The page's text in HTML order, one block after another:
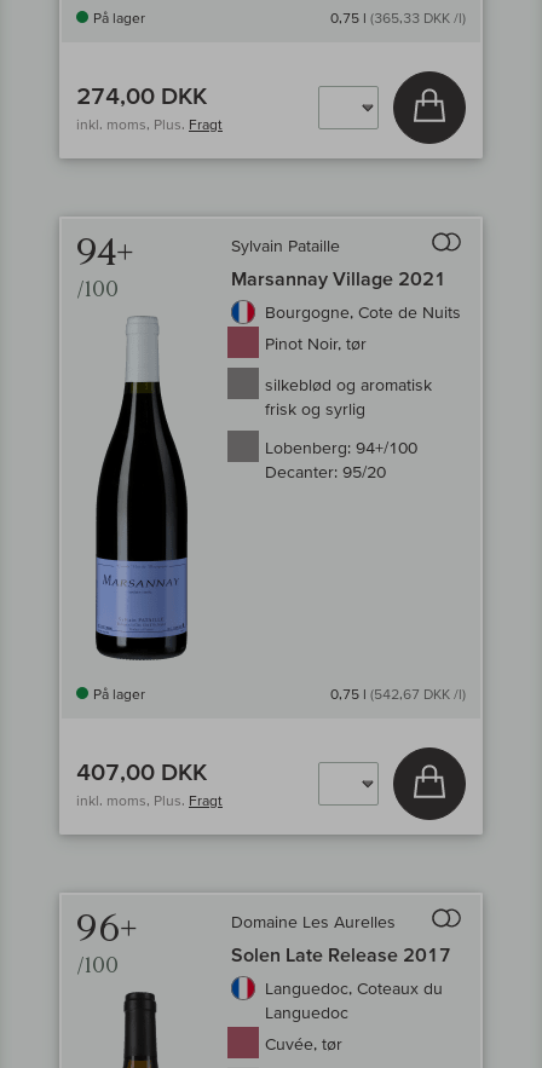
På lager 0,75 l (365,33 DKK /l)
274,00 DKK
inkl. moms, Plus. Fragt
Læg i kurv
94+
/100
Sylvain Pataille
Marsannay Village 2021
Bourgogne, Cote de Nuits
Pinot Noir, tør
silkeblød og aromatisk
frisk og syrlig
Lobenberg: 94+/100
Decanter: 95/20
På lager 0,75 l (542,67 DKK /l)
407,00 DKK
inkl. moms, Plus. Fragt
Læg i kurv
96+
/100
Domaine Les Aurelles
Solen Late Release 2017
Languedoc, Coteaux du
Languedoc
Cuvée, tør